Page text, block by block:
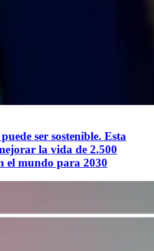
ser sostenible. Esta
la vida de 2.500
el mundo para 2030